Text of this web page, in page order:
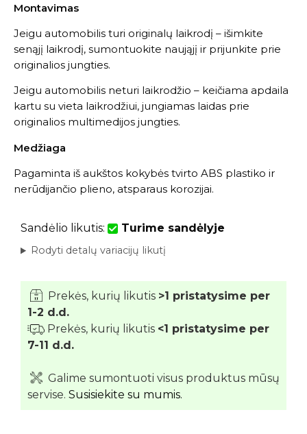
Montavimas
Jeigu automobilis turi originalų laikrodį – išimkite
senąjį laikrodį, sumontuokite naująjį ir prijunkite prie
originalios jungties.
Jeigu automobilis neturi laikrodžio – keičiama apdaila
kartu su vieta laikrodžiui, jungiamas laidas prie
originalios multimedijos jungties.
Medžiaga
Pagaminta iš aukštos kokybės tvirto ABS plastiko ir
nerūdijančio plieno, atsparaus korozijai.
Sandėlio likutis: Turime sandėlyje
Rodyti detalų variacijų likutį
Prekės, kurių likutis >1 pristatysime per
1-2 d.d.
Prekės, kurių likutis <1 pristatysime per
7-11 d.d.
Galime sumontuoti visus produktus mūsų
servise. Susisiekite su mumis.